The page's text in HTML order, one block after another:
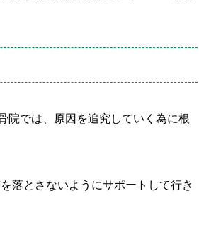
院では、原因を追究していく為に根
落とさないようにサポートして行き